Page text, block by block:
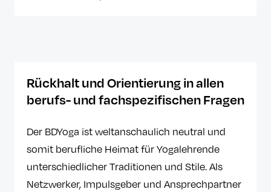
Rückhalt und Orientierung in allen
berufs- und fachspezifischen Fragen
Der BDYoga ist weltanschaulich neutral und
somit berufliche Heimat für Yogalehrende
unterschiedlicher Traditionen und Stile. Als
Netzwerker, Impulsgeber und Ansprechpartner